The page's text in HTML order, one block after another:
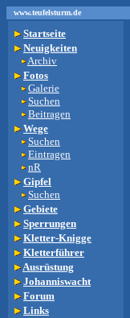
www.teufelsturm.de
Startseite
Neuigkeiten
Archiv
Fotos
Galerie
Suchen
Beitragen
Wege
Suchen
Eintragen
nR
Gipfel
Suchen
Gebiete
Sperrungen
Kletter-Knigge
Kletterführer
Ausrüstung
Johanniswacht
Forum
Links